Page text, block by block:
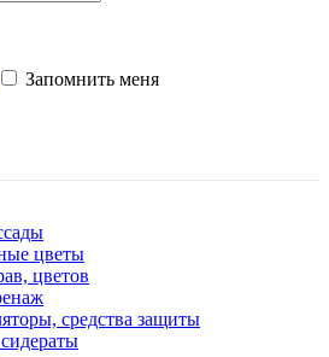
Запомнить меня
цветы
цветов
средства защиты